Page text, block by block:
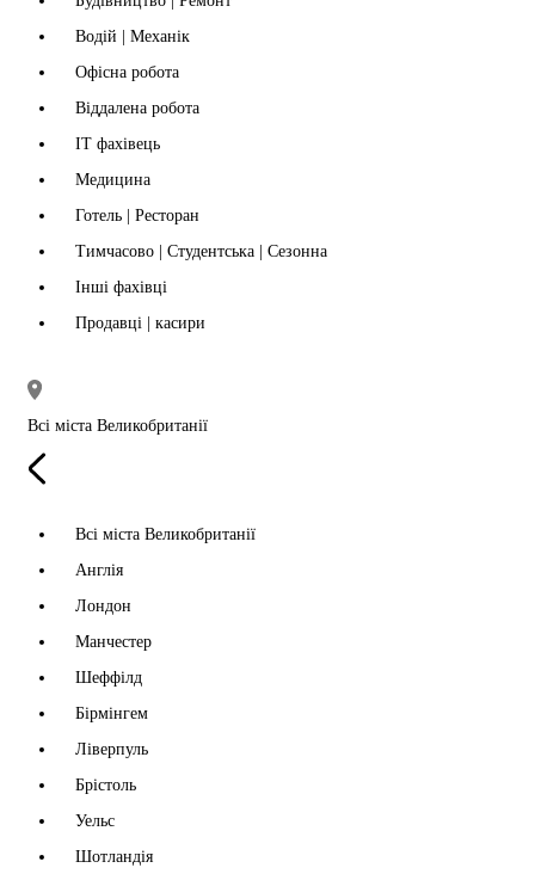
Водій | Механік
Офісна робота
Віддалена робота
IT фахівець
Медицина
Готель | Ресторан
Тимчасово | Студентська | Сезонна
Інші фахівці
Продавці | касири
Всі міста Великобританії
Всі міста Великобританії
Англія
Лондон
Манчестер
Шеффілд
Бірмінгем
Ліверпуль
Брістоль
Уельс
Шотландія